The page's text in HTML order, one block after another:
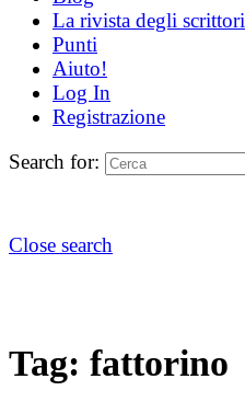
La rivista degli scrittori
Punti
Aiuto!
Log In
Registrazione
Search for:
Close search
Tag: fattorino